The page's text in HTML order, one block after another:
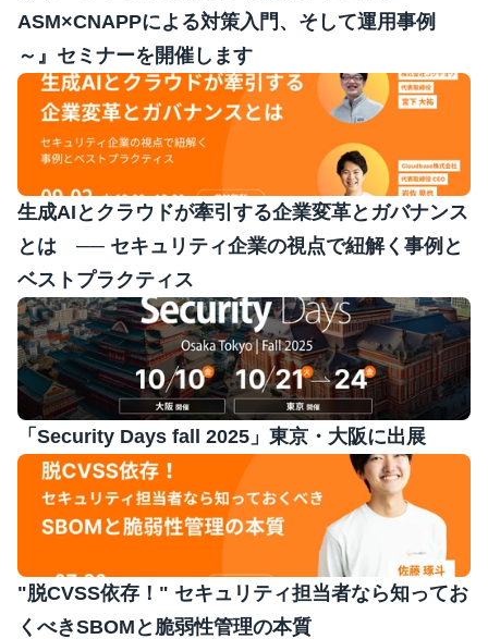
ASM×CNAPPによる対策入門、そして運用事例
～』セミナーを開催します
生成AIとクラウドが牽引する企業変革とガバナンス
とは　── セキュリティ企業の視点で紐解く事例と
ベストプラクティス
「Security Days fall 2025」東京・大阪に出展
"脱CVSS依存！" セキュリティ担当者なら知ってお
くべきSBOMと脆弱性管理の本質